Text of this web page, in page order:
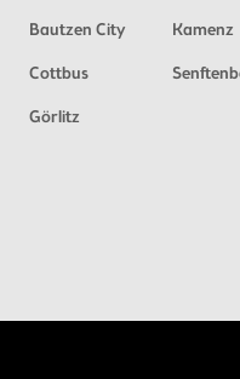
Bautzen City
Kamenz
Cottbus
Görlitz